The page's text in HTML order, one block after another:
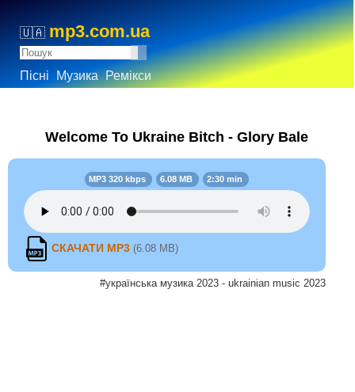
🇺🇦 mp3.com.ua
Пісні Музика Ремікси
Wеlcоmе To Ukraіnе Bitch - Glory Bale
MP3 320 kbps 6.08 MB 2:30 min
СКАЧАТИ MP3 (6.08 MB)
#українська музика 2023 - ukrainian music 2023